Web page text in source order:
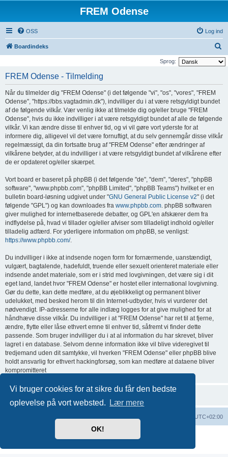
Vi bruger cookies for at sikre du får den bedste
oplevelse på vort websted.
Lær mere
OK!
FREM Odense
OSS Log ind
Boardindeks
ø
Sprog:
FREM Odense - Tilmelding
Når du tilmelder dig "FREM Odense" (i det følgende "vi", "os", "vores", "FREM
Odense", "https://bbs.vagtadmin.dk"), indvilliger du i at være retsgyldigt bundet
af de følgende vilkår. Vær venlig ikke at tilmelde dig og/eller bruge "FREM
Odense", hvis du ikke indvilliger i at være retsgyldigt bundet af alle de følgende
vilkår. Vi kan ændre disse til enhver tid, og vi vil gøre vort yderste for at
informere dig, alligevel vil det være fornuftigt, at du selv gennemgår disse vilkår
regelmæssigt, da din fortsatte brug af "FREM Odense" efter ændringer af
vilkårene betyder, at du indvilliger i at være retsgyldigt bundet af vilkårene efter
de er opdateret og/eller skærpet.
Vort board er baseret på phpBB (i det følgende "de", "dem", "deres", "phpBB
software", "www.phpbb.com", "phpBB Limited", "phpBB Teams") hvilket er en
bulletin board-løsning udgivet under "GNU General Public License v2" (i det
følgende "GPL") og kan downloades fra www.phpbb.com. phpBB softwaren
giver mulighed for internetbaserede debatter, og GPL'en afskærer dem fra
indflydelse på, hvad vi tillader og/eller afviser som tilladeligt indhold og/eller
tilladelig adfærd. For yderligere information om phpBB, se venligst:
https://www.phpbb.com/.
Du indvilliger i ikke at indsende nogen form for fornærmende, uanstændigt,
vulgært, bagtalende, hadefuldt, truende eller sexuelt orienteret materiale eller
indsende andet materiale, som er i strid med lovgivningen, det være sig i dit
eget land, landet hvor "FREM Odense" er hostet eller international lovgivning.
Gør du dette, kan dette medføre, at du øjeblikkeligt og permanent bliver
udelukket, med besked herom til din Internet-udbyder, hvis vi vurderer det
nødvendigt. IP-adresserne for alle indlæg logges for at give mulighed for at
håndhæve disse vilkår. Du indvilliger i at "FREM Odense" har ret til at fjerne,
ændre, flytte eller låse ethvert emne til enhver tid, såfremt vi finder dette
passende. Som bruger indvilliger du i at al information du har skrevet, bliver
lagret i en database. Selvom denne information ikke vil blive videregivet til
tredjemand uden dit samtykke, vil hverken "FREM Odense" eller phpBB blive
holdt ansvarlig for ethvert hackingforsøg, som kan medføre at dataene bliver
kompromitteret
UTC+02:00